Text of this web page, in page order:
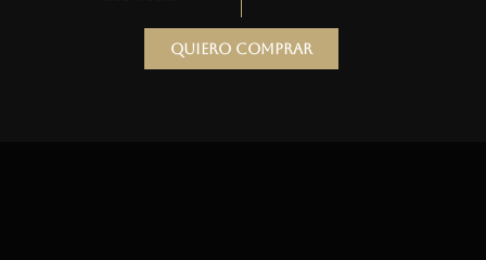
Quiero comprar